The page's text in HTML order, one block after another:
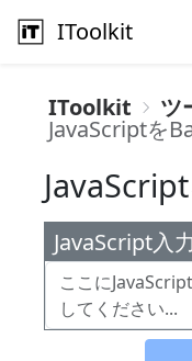
IToolkit
IToolkit ツ
JavaScriptを
JavaScript入力